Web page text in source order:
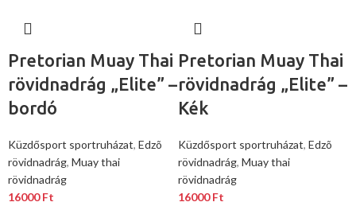
Pretorian Muay Thai
rövidnadrág „Elite” –
bordó
Küzdősport sportruházat, Edzõ
rövidnadrág, Muay thai
rövidnadrág
16000Ft
Pretorian Muay Thai
rövidnadrág „Elite” –
Kék
Küzdősport sportruházat, Edzõ
rövidnadrág, Muay thai
rövidnadrág
16000Ft